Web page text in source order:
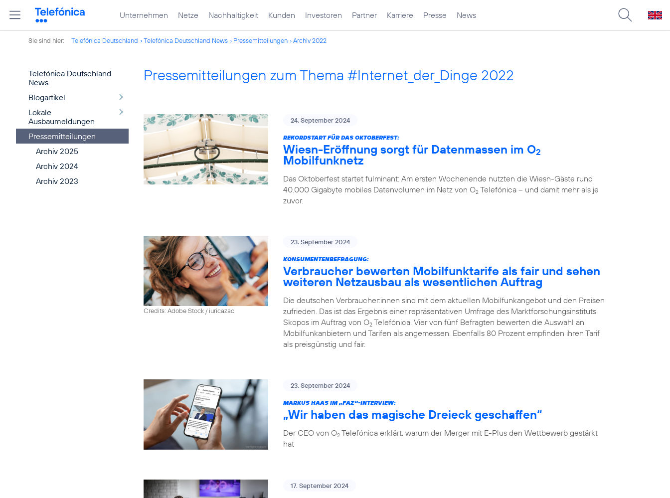
Unternehmen Netze Nachhaltigkeit Kunden Investoren Partner Karriere Presse News
Sie sind hier: Telefónica Deutschland Telefónica Deutschland News Pressemitteilungen Archiv 2022
Telefónica Deutschland
News
Blogartikel
Lokale
Ausbaumeldungen
Pressemitteilungen
Archiv 2025
Archiv 2024
Archiv 2023
Pressemitteilungen zum Thema #Internet_der_Dinge 2022
24. September 2024
REKORDSTART FÜR DAS OKTOBERFEST:
Wiesn-Eröffnung sorgt für Datenmassen im O2
Mobilfunknetz
Das Oktoberfest startet fulminant: Am ersten Wochenende nutzten die Wiesn-Gäste rund
40.000 Gigabyte mobiles Datenvolumen im Netz von O2 Telefónica – und damit mehr als je
zuvor.
Credits: Adobe Stock / iuricazac
23. September 2024
KONSUMENTENBEFRAGUNG:
Verbraucher bewerten Mobilfunktarife als fair und sehen
weiteren Netzausbau als wesentlichen Auftrag
Die deutschen Verbraucher:innen sind mit dem aktuellen Mobilfunkangebot und den Preisen
zufrieden. Das ist das Ergebnis einer repräsentativen Umfrage des Marktforschungsinstituts
Skopos im Auftrag von O2 Telefónica. Vier von fünf Befragten bewerten die Auswahl an
Mobilfunkanbietern und Tarifen als angemessen. Ebenfalls 80 Prozent empfinden ihren Tarif
als preisgünstig und fair.
23. September 2024
MARKUS HAAS IM „FAZ“-INTERVIEW:
„Wir haben das magische Dreieck geschaffen“
Der CEO von O2 Telefónica erklärt, warum der Merger mit E-Plus den Wettbewerb gestärkt
hat
17. September 2024